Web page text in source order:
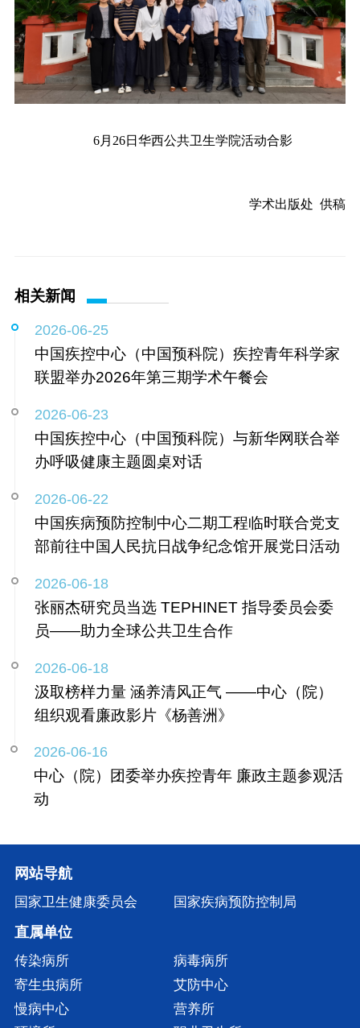
6月26日华西公共卫生学院活动合影
学术出版处 供稿
相关新闻
2026-06-25
中国疾控中心（中国预科院）疾控青年科学家
联盟举办2026年第三期学术午餐会
2026-06-23
中国疾控中心（中国预科院）与新华网联合举
办呼吸健康主题圆桌对话
2026-06-22
中国疾病预防控制中心二期工程临时联合党支
部前往中国人民抗日战争纪念馆开展党日活动
2026-06-18
张丽杰研究员当选 TEPHINET 指导委员会委
员——助力全球公共卫生合作
2026-06-18
汲取榜样力量 涵养清风正气 ——中心（院）
组织观看廉政影片《杨善洲》
2026-06-16
中心（院）团委举办疾控青年 廉政主题参观活
动
网站导航
国家卫生健康委员会 国家疾病预防控制局
直属单位
传染病所
病毒病所
寄生虫病所
艾防中心
慢病中心
营养所